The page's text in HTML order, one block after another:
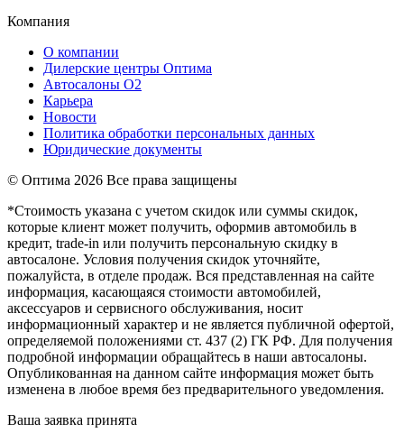
Компания
О компании
Дилерские центры Оптима
Автосалоны О2
Карьера
Новости
Политика обработки персональных данных
Юридические документы
© Оптима 2026 Все права защищены
*Стоимость указана с учетом скидок или суммы скидок,
которые клиент может получить, оформив автомобиль в
кредит, trade-in или получить персональную скидку в
автосалоне. Условия получения скидок уточняйте,
пожалуйста, в отделе продаж. Вся представленная на сайте
информация, касающаяся стоимости автомобилей,
аксессуаров и сервисного обслуживания, носит
информационный характер и не является публичной офертой,
определяемой положениями ст. 437 (2) ГК РФ. Для получения
подробной информации обращайтесь в наши автосалоны.
Опубликованная на данном сайте информация может быть
изменена в любое время без предварительного уведомления.
Ваша заявка принята